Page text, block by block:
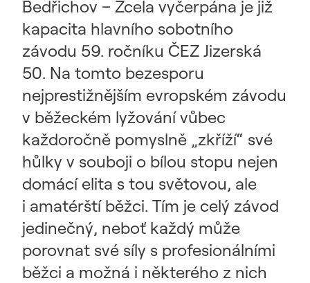
Bedřichov – Zcela vyčerpána je již
kapacita hlavního sobotního
závodu 59. ročníku ČEZ Jizerská
50. Na tomto bezesporu
nejprestižnějším evropském závodu
v běžeckém lyžování vůbec
každoročně pomyslně „zkříží“ své
hůlky v souboji o bílou stopu nejen
domácí elita s tou světovou, ale
i amatérští běžci. Tím je celý závod
jedinečný, neboť každý může
porovnat své síly s profesionálními
běžci a možná i některého z nich